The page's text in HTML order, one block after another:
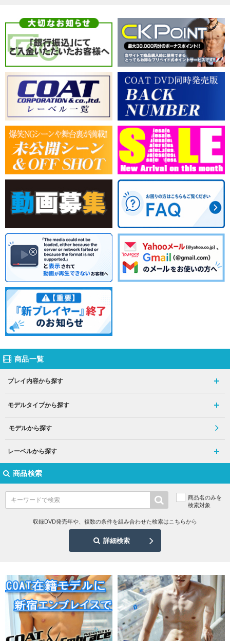
商品一覧
プレイ内容から探す
モデルタイプから探す
モデルから探す
レーベルから探す
商品検索
商品名のみを
検索対象
収録DVD発売年や、複数の条件を組み合わせた検索はこちらから
詳細検索